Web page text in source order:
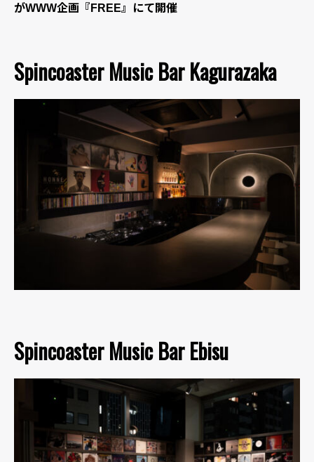
がWWW企画『FREE』にて開催
Spincoaster Music Bar Kagurazaka
Spincoaster Music Bar Ebisu